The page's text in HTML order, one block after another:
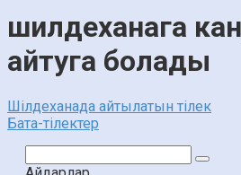
шилдеханага
айтуга болады
Шілдеханада айтылатын тілек
Бата-тілектер